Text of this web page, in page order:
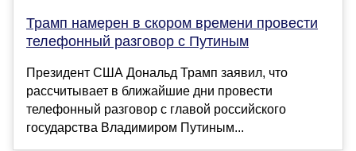
Трамп намерен в скором времени провести
телефонный разговор с Путиным
Президент США Дональд Трамп заявил, что
рассчитывает в ближайшие дни провести
телефонный разговор с главой российского
государства Владимиром Путиным...